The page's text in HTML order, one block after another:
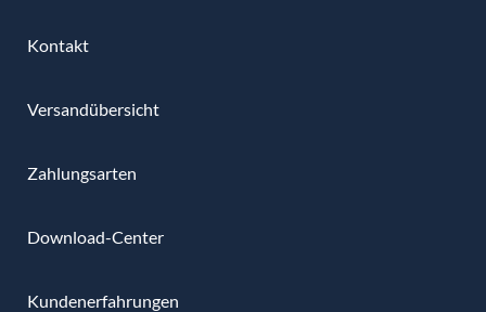
Kontakt
Versandübersicht
Zahlungsarten
Download-Center
Kundenerfahrungen